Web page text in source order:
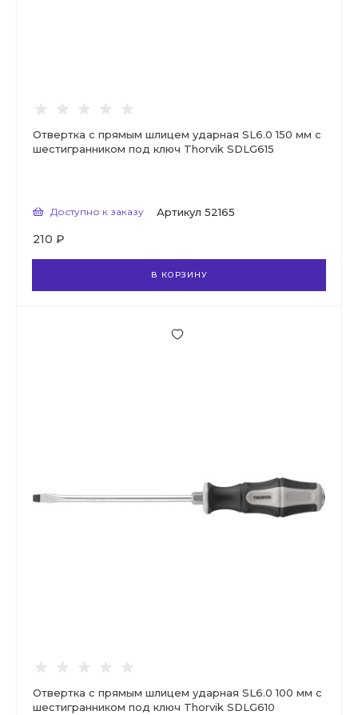
Отвертка с прямым шлицем ударная SL6.0 150 мм с
шестигранником под ключ Thorvik SDLG615
Доступно к заказу Артикул 52165
210 ₽
В КОРЗИНУ
Отвертка с прямым шлицем ударная SL6.0 100 мм с
шестигранником под ключ Thorvik SDLG610